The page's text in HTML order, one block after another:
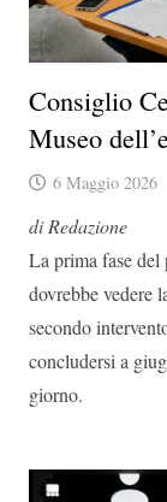
Consiglio
Museo
6 Maggio 2026
di Redazione
La prima fase del
dovrebbe vedere
secondo
concludersi a
giorno.